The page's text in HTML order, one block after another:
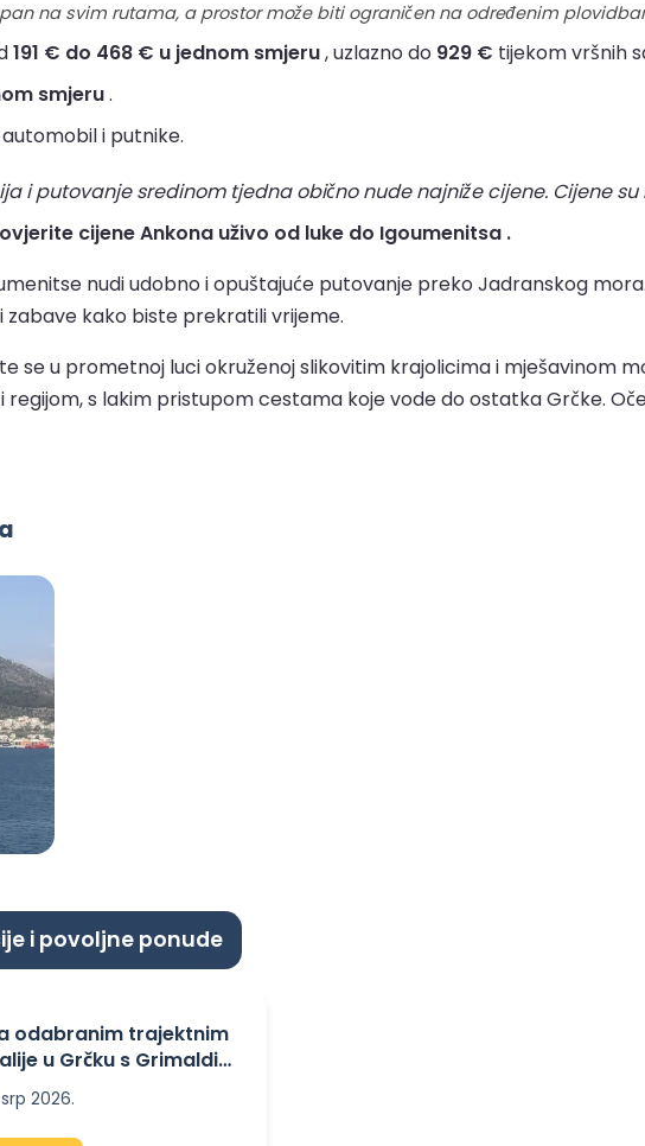
na svim rutama, a prostor može biti ograničen na određenim
191 € do 468 € u jednom smjeru, uzlazno do 929 € tijekom vršnih
smjeru.
automobil i putnike.
i putovanje sredinom tjedna obično nude najniže cijene. Cijene
cijene Ankona uživo od luke do Igoumenitsa .
nudi udobno i opuštajuće putovanje preko Jadranskog
kako biste prekratili vrijeme.
se u prometnoj luci okruženoj slikovitim krajolicima i mješavinom
s lakim pristupom cestama koje vode do ostatka Grčke.
i povoljne ponude
odabranim trajektnim
u Grčku s Grimaldi
2026.